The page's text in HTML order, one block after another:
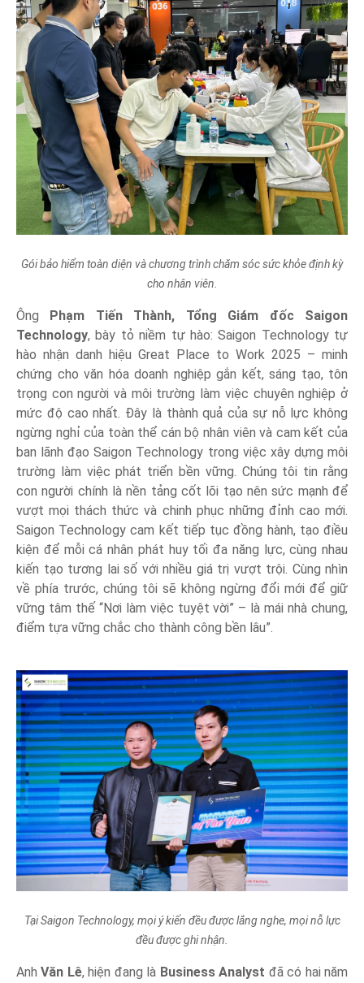
Gói bảo hiểm toàn diện và chương trình chăm sóc sức khỏe định kỳ
cho nhân viên.
Ông Phạm Tiến Thành, Tổng Giám đốc Saigon
Technology, bày tỏ niềm tự hào: Saigon Technology tự
hào nhận danh hiệu Great Place to Work 2025 – minh
chứng cho văn hóa doanh nghiệp gắn kết, sáng tạo, tôn
trọng con người và môi trường làm việc chuyên nghiệp ở
mức độ cao nhất. Đây là thành quả của sự nỗ lực không
ngừng nghỉ của toàn thể cán bộ nhân viên và cam kết của
ban lãnh đạo Saigon Technology trong việc xây dựng môi
trường làm việc phát triển bền vững. Chúng tôi tin rằng
con người chính là nền tảng cốt lõi tạo nên sức mạnh để
vượt mọi thách thức và chinh phục những đỉnh cao mới.
Saigon Technology cam kết tiếp tục đồng hành, tạo điều
kiện để mỗi cá nhân phát huy tối đa năng lực, cùng nhau
kiến tạo tương lai số với nhiều giá trị vượt trội. Cùng nhìn
về phía trước, chúng tôi sẽ không ngừng đổi mới để giữ
vững tâm thế “Nơi làm việc tuyệt vời” – là mái nhà chung,
điểm tựa vững chắc cho thành công bền lâu”.
Tại Saigon Technology, mọi ý kiến đều được lắng nghe, mọi nỗ lực
đều được ghi nhận.
AnhVăn Lê, hiện đang là Business Analyst đã có hai năm